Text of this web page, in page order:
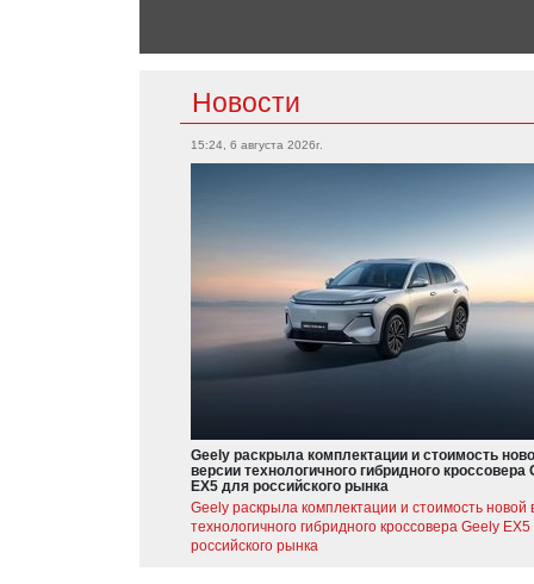
Новости
15:24, 6 августа 2026г.
Geely раскрыла комплектации и стоимость
версии технологичного гибридного кроссовера
EX5 для российского рынка
Geely раскрыла комплектации и стоимость новой
технологичного гибридного кроссовера Geely EX5
российского рынка